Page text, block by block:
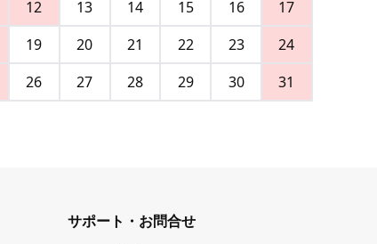
12 13 14 15 16
17
19 20 21 22 23
24
26 27 28 29 30 31
サポート・お問合せ